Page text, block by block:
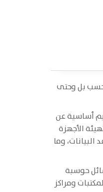
بل وحتى
أساسية عن
الأجهزة
وما
حوسبة
ومراكز